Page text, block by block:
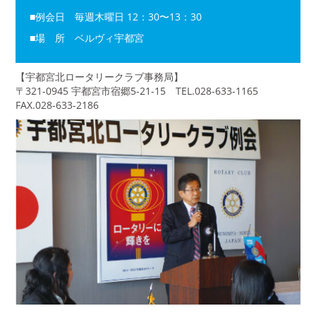
■例会日 毎週木曜日 12：30〜13：30
■場 所 ベルヴィ宇都宮
【宇都宮北ロータリークラブ事務局】
〒321-0945 宇都宮市宿郷5-21-15 TEL.028-633-1165
FAX.028-633-2186